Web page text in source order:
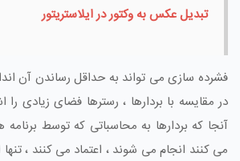
تبدیل عکس به وکتور در ایلاستریتور
فشرده سازی می تواند به حداقل رساندن آن
در مقایسه با بردارها ، رسترها فضای زیادی را
آنجا که بردارها به محاسباتی که توسط برنامه
می کنند انجام می شوند ، اعتماد می کنند ، تنها